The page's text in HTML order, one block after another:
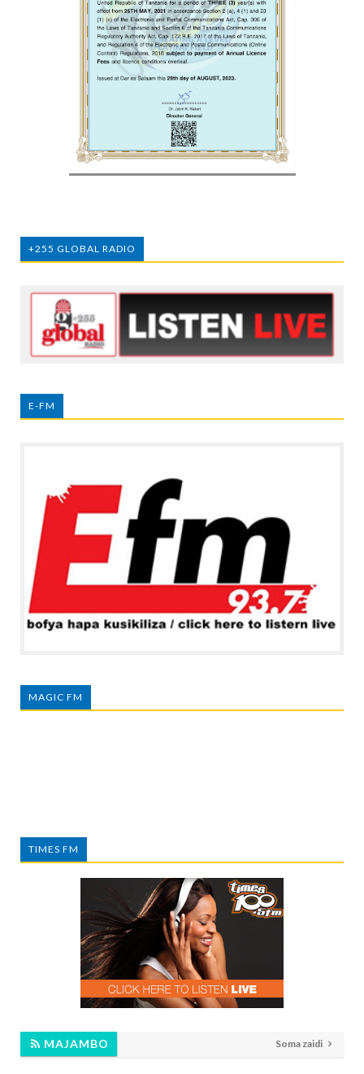
+255 GLOBAL RADIO
E-FM
MAGIC FM
TIMES FM
MAJAMBO Soma zaidi